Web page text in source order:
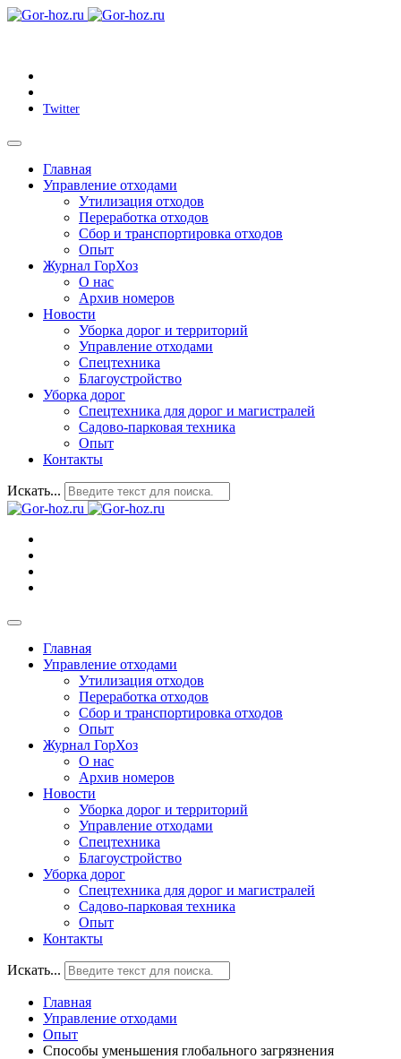
Twitter
Главная
Управление отходами
Утилизация отходов
Переработка отходов
Сбор и транспортировка отходов
Опыт
Журнал ГорХоз
О нас
Архив номеров
Новости
Уборка дорог и территорий
Управление отходами
Спецтехника
Благоустройство
Уборка дорог
Спецтехника для дорог и магистралей
Садово-парковая техника
Опыт
Контакты
Искать...
Главная
Управление отходами
Утилизация отходов
Переработка отходов
Сбор и транспортировка отходов
Опыт
Журнал ГорХоз
О нас
Архив номеров
Новости
Уборка дорог и территорий
Управление отходами
Спецтехника
Благоустройство
Уборка дорог
Спецтехника для дорог и магистралей
Садово-парковая техника
Опыт
Контакты
Искать...
Главная
Управление отходами
Опыт
Способы уменьшения глобального загрязнения